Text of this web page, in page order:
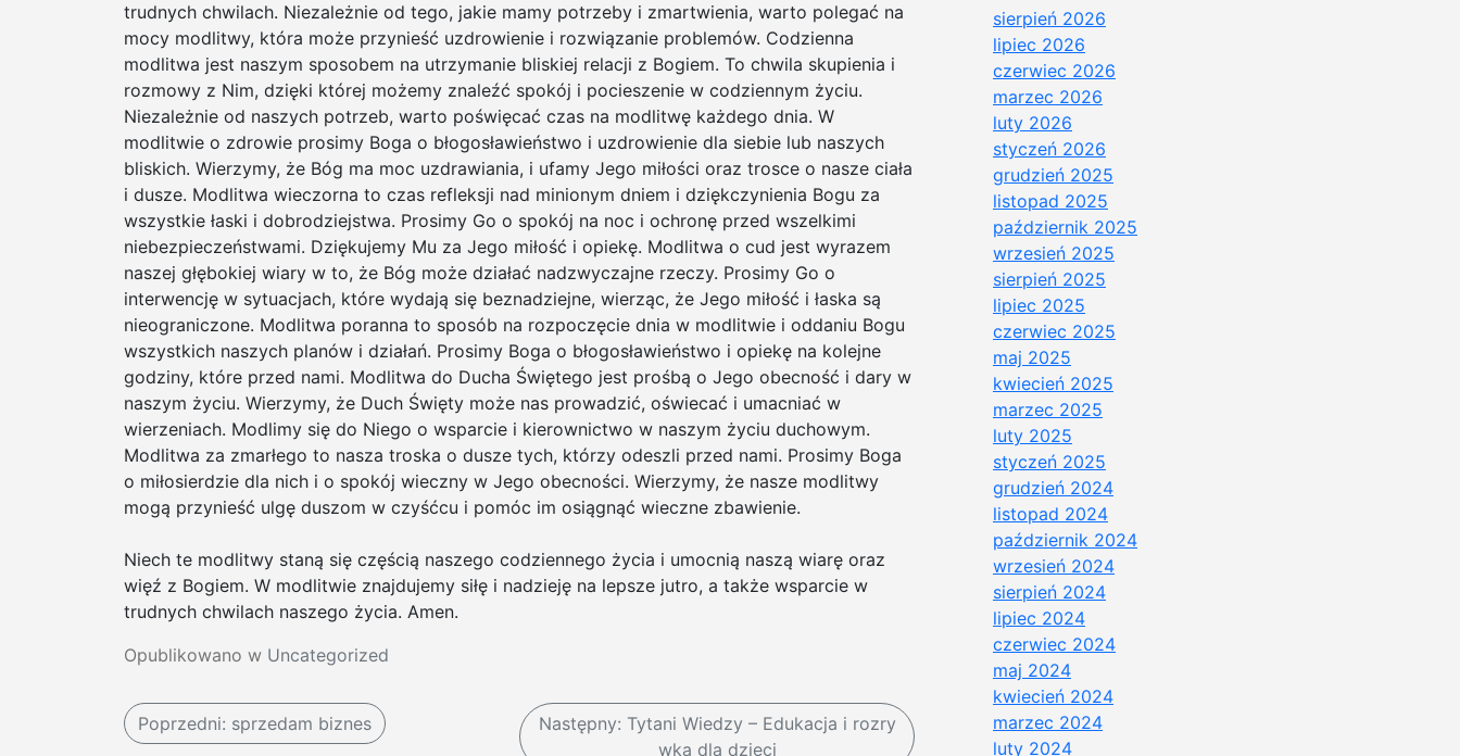
trudnych chwilach. Niezależnie od tego, jakie mamy potrzeby i zmartwienia, warto polegać na
mocy modlitwy, która może przynieść uzdrowienie i rozwiązanie problemów. Codzienna
modlitwa jest naszym sposobem na utrzymanie bliskiej relacji z Bogiem. To chwila skupienia i
rozmowy z Nim, dzięki której możemy znaleźć spokój i pocieszenie w codziennym życiu.
Niezależnie od naszych potrzeb, warto poświęcać czas na modlitwę każdego dnia. W
modlitwie o zdrowie prosimy Boga o błogosławieństwo i uzdrowienie dla siebie lub naszych
bliskich. Wierzymy, że Bóg ma moc uzdrawiania, i ufamy Jego miłości oraz trosce o nasze ciała
i dusze. Modlitwa wieczorna to czas refleksji nad minionym dniem i dziękczynienia Bogu za
wszystkie łaski i dobrodziejstwa. Prosimy Go o spokój na noc i ochronę przed wszelkimi
niebezpieczeństwami. Dziękujemy Mu za Jego miłość i opiekę. Modlitwa o cud jest wyrazem
naszej głębokiej wiary w to, że Bóg może działać nadzwyczajne rzeczy. Prosimy Go o
interwencję w sytuacjach, które wydają się beznadziejne, wierząc, że Jego miłość i łaska są
nieograniczone. Modlitwa poranna to sposób na rozpoczęcie dnia w modlitwie i oddaniu Bogu
wszystkich naszych planów i działań. Prosimy Boga o błogosławieństwo i opiekę na kolejne
godziny, które przed nami. Modlitwa do Ducha Świętego jest prośbą o Jego obecność i dary w
naszym życiu. Wierzymy, że Duch Święty może nas prowadzić, oświecać i umacniać w
wierzeniach. Modlimy się do Niego o wsparcie i kierownictwo w naszym życiu duchowym.
Modlitwa za zmarłego to nasza troska o dusze tych, którzy odeszli przed nami. Prosimy Boga
o miłosierdzie dla nich i o spokój wieczny w Jego obecności. Wierzymy, że nasze modlitwy
mogą przynieść ulgę duszom w czyśćcu i pomóc im osiągnąć wieczne zbawienie.
Niech te modlitwy staną się częścią naszego codziennego życia i umocnią naszą wiarę oraz
więź z Bogiem. W modlitwie znajdujemy siłę i nadzieję na lepsze jutro, a także wsparcie w
trudnych chwilach naszego życia. Amen.
Opublikowano w Uncategorized
NPoprzedni: sprzedam biznes Następny: Tytani Wiedzy – Edukacja i rozry
wka dla dzieci
sierpień 2026
lipiec 2026
czerwiec 2026
marzec 2026
luty 2026
styczeń 2026
grudzień 2025
listopad 2025
październik 2025
wrzesień 2025
sierpień 2025
lipiec 2025
czerwiec 2025
maj 2025
kwiecień 2025
marzec 2025
luty 2025
styczeń 2025
grudzień 2024
listopad 2024
październik 2024
wrzesień 2024
sierpień 2024
lipiec 2024
czerwiec 2024
maj 2024
kwiecień 2024
marzec 2024
luty 2024